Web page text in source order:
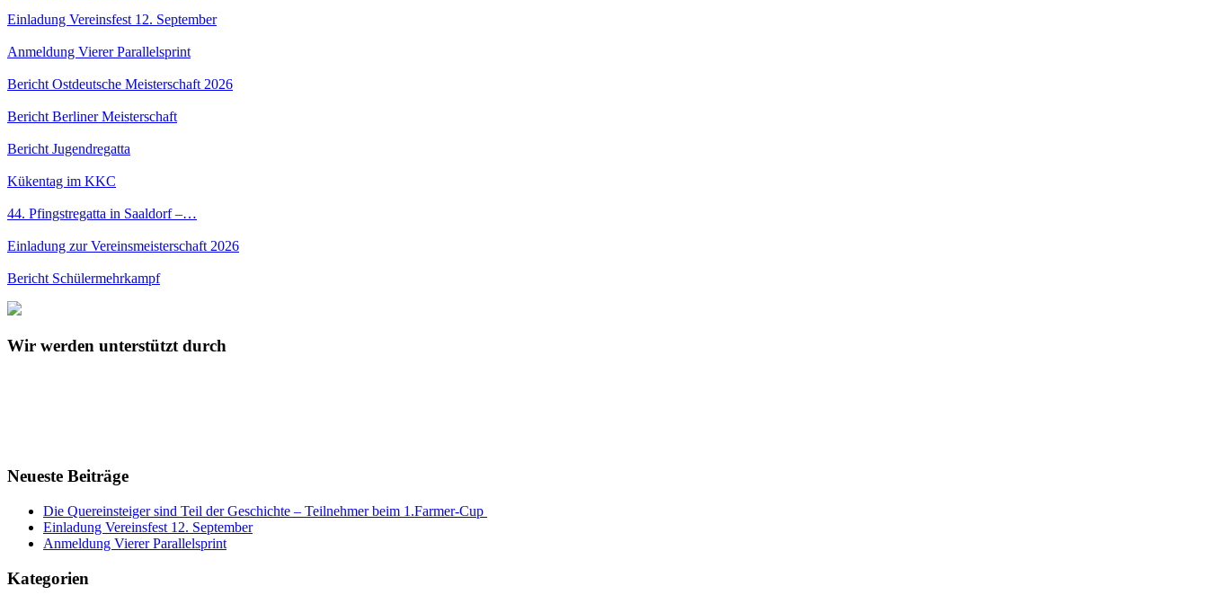
Einladung Vereinsfest 12. September
Anmeldung Vierer Parallelsprint
Bericht Ostdeutsche Meisterschaft 2026
Bericht Berliner Meisterschaft
Bericht Jugendregatta
Kükentag im KKC
44. Pfingstregatta in Saaldorf –…
Einladung zur Vereinsmeisterschaft 2026
Bericht Schülermehrkampf
Wir werden unterstützt durch
Neueste Beiträge
Die Quereinsteiger sind Teil der Geschichte – Teilnehmer beim 1.Farmer-Cup
Einladung Vereinsfest 12. September
Anmeldung Vierer Parallelsprint
Kategorien